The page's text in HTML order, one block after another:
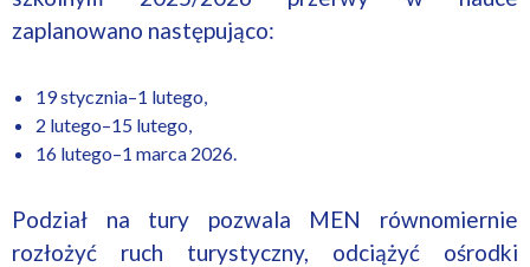
zaplanowano następująco:
19 stycznia–1 lutego,
2 lutego–15 lutego,
16 lutego–1 marca 2026.
Podział na tury pozwala MEN równomiernie
rozłożyć ruch turystyczny, odciążyć ośrodki